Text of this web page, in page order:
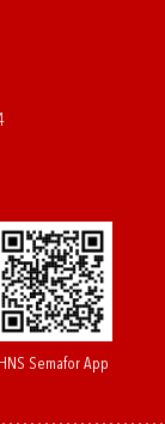
HNS Semafor App